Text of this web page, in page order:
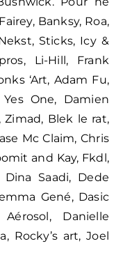
Banksy, Roa,
Sticks, Icy &
Li-Hill, Frank
‘Art, Adam Fu,
Yes One, Damien
Zimad, Blek le rat,
Mc Claim, Chris
and Kay, Fkdl,
Dina Saadi, Dede
Gené, Dasic
Danielle
Rocky’s art, Joel